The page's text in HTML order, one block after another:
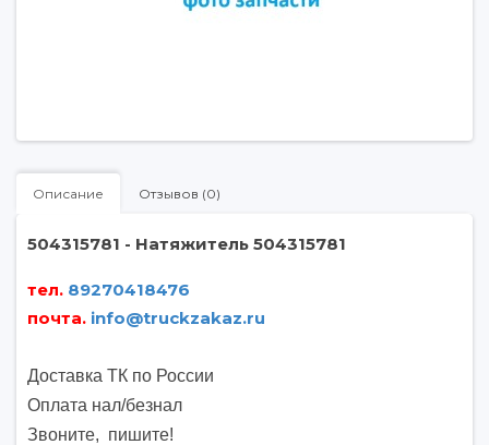
Описание Отзывов (0)
504315781 - Натяжитель 504315781
тел. 89270418476
почта. info@truckzakaz.ru
Доставка ТК по России
Оплата нал/безнал
Звоните, пишите!